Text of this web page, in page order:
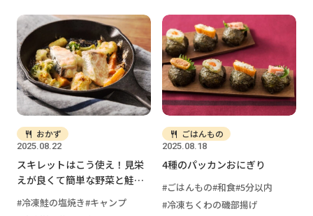
2025.08.22
おかず
スキレットはこう使え！見栄
えが良くて簡単な野菜と鮭の
冷凍鮭の塩焼き キャンプ
2025.08.18
ごはんもの
4種のパッカンおにぎり
ごはんもの 和食 5分以内
冷凍ちくわの磯部揚げ